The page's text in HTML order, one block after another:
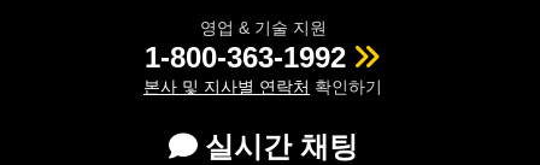
영업 & 기술 지원
1-800-363-1992
본사 및 지사별 연락처 확인하기
실시간 채팅